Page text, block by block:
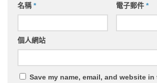
名稱* 電子郵件 *
個人網站
Save my name, email, and website